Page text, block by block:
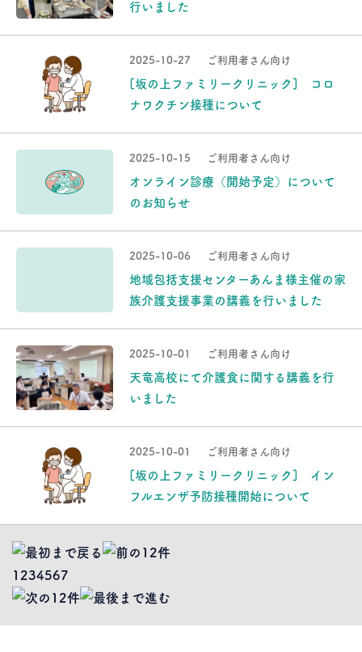
行いました
2025-10-27 ご利用者さん向け
[坂の上ファミリークリニック] コロ
ナワクチン接種について
2025-10-15 ご利用者さん向け
オンライン診療（開始予定）について
のお知らせ
2025-10-06 ご利用者さん向け
地域包括支援センターあんま様主催の家
族介護支援事業の講義を行いました
2025-10-01 ご利用者さん向け
天竜高校にて介護食に関する講義を行
いました
2025-10-01 ご利用者さん向け
[坂の上ファミリークリニック] イン
フルエンザ予防接種開始について
1 234567